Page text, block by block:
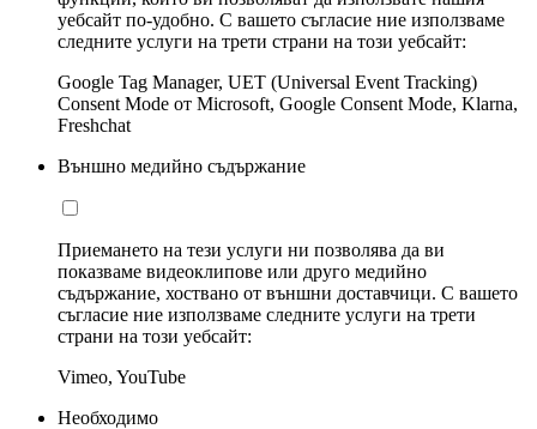
уебсайт по-удобно. С вашето съгласие ние използваме
следните услуги на трети страни на този уебсайт:
Google Tag Manager, UET (Universal Event Tracking)
Consent Mode от Microsoft, Google Consent Mode, Klarna,
Freshchat
Външно медийно съдържание
Приемането на тези услуги ни позволява да ви
показваме видеоклипове или друго медийно
съдържание, хоствано от външни доставчици. С вашето
съгласие ние използваме следните услуги на трети
страни на този уебсайт:
Vimeo, YouTube
Необходимо